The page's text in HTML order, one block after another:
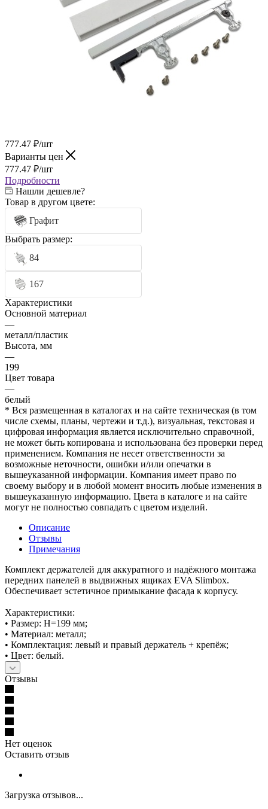
777.47 ₽/шт
Варианты цен
777.47 ₽/шт
Подробности
Нашли дешевле?
Товар в другом цвете:
Графит
Выбрать размер:
84
167
Характеристики
Основной материал
—
металл/пластик
Высота, мм
—
199
Цвет товара
—
белый
* Вся размещенная в каталогах и на сайте техническая (в том
числе схемы, планы, чертежи и т.д.), визуальная, текстовая и
цифровая информация является исключительно справочной,
не может быть копирована и использована без проверки перед
применением. Компания не несет ответственности за
возможные неточности, ошибки и/или опечатки в
вышеуказанной информации. Компания имеет право по
своему выбору и в любой момент вносить любые изменения в
вышеуказанную информацию. Цвета в каталоге и на сайте
могут не полностью совпадать с цветом изделий.
Описание
Отзывы
Примечания
Комплект держателей для аккуратного и надёжного монтажа
передних панелей в выдвижных ящиках EVA Slimbox.
Обеспечивает эстетичное примыкание фасада к корпусу.
Характеристики:
• Размер: H=199 мм;
• Материал: металл;
• Комплектация: левый и правый держатель + крепёж;
• Цвет: белый.
Отзывы
Нет оценок
Оставить отзыв
Загрузка отзывов...